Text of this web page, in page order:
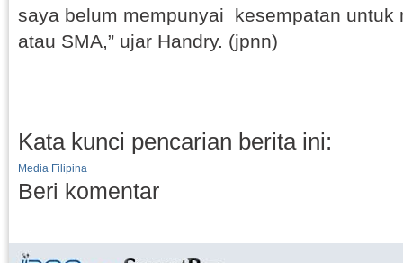
saya belum mempunyai kesempatan untuk
atau SMA,” ujar Handry. (jpnn)
Kata kunci pencarian berita ini:
Media Filipina
Beri komentar